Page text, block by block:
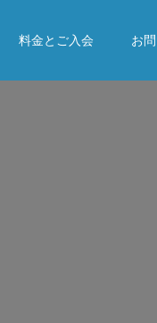
料金とご入会 お